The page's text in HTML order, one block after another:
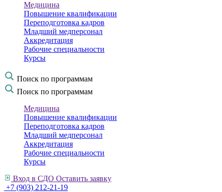
Медицина
Повышение квалификации
Переподготовка кадров
Младший медперсонал
Аккредитация
Рабочие специальности
Курсы
Поиск по программам
Поиск по программам
Медицина
Повышение квалификации
Переподготовка кадров
Младший медперсонал
Аккредитация
Рабочие специальности
Курсы
Вход в СДО Оставить заявку
+7 (903) 212-21-19